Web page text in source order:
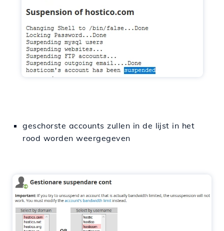
geschorste accounts zullen in de lijst in het
rood worden weergegeven